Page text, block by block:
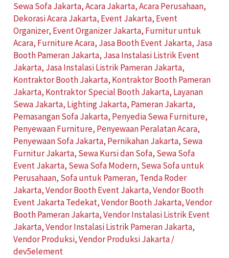
Sewa Sofa Jakarta,Acara Jakarta,Acara Perusahaan,
Dekorasi Acara Jakarta, Event Jakarta, Event
Organizer, Event Organizer Jakarta, Furnitur untuk
Acara, Furniture Acara, Jasa Booth Event Jakarta, Jasa
Booth Pameran Jakarta, Jasa Instalasi Listrik Event
Jakarta, Jasa Instalasi Listrik Pameran Jakarta,
Kontraktor Booth Jakarta, Kontraktor Booth Pameran
Jakarta, Kontraktor Special Booth Jakarta, Layanan
Sewa Jakarta, Lighting Jakarta, Pameran Jakarta,
Pemasangan Sofa Jakarta, Penyedia Sewa Furniture,
Penyewaan Furniture, Penyewaan Peralatan Acara,
Penyewaan Sofa Jakarta, Pernikahan Jakarta, Sewa
Furnitur Jakarta, Sewa Kursi dan Sofa, Sewa Sofa
Event Jakarta, Sewa Sofa Modern, Sewa Sofa untuk
Perusahaan, Sofa untuk Pameran, Tenda Roder
Jakarta,Vendor Booth Event Jakarta,Vendor Booth
Event Jakarta Tedekat,Vendor Booth Jakarta,Vendor
Booth Pameran Jakarta,Vendor Instalasi Listrik Event
Jakarta,Vendor Instalasi Listrik Pameran Jakarta,
Vendor Produksi,Vendor Produksi Jakarta/
dev5element